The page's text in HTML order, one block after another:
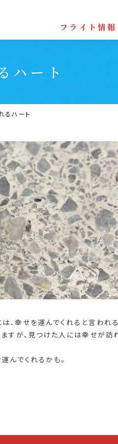
フライト情報
ハート
るハート
幸せを運んでくれると言われる
すが、見つけた人には幸せが訪
んでくれるかも。